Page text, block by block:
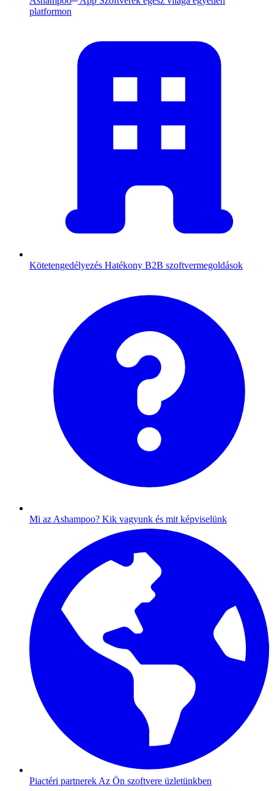
platformon
Kötetengedélyezés Hatékony B2B szoftvermegoldások
Mi az Ashampoo? Kik vagyunk és mit képviselünk
Piactéri partnerek Az Ön szoftvere üzletünkben